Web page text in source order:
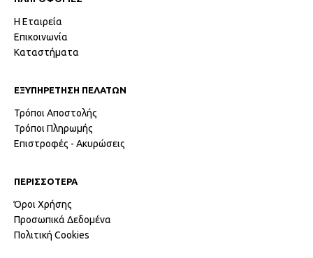
Η Εταιρεία
Επικοινωνία
Καταστήματα
ΕΞΥΠΗΡΕΤΗΣΗ ΠΕΛΑΤΩΝ
Τρόποι Αποστολής
Τρόποι Πληρωμής
Επιστροφές - Ακυρώσεις
ΠΕΡΙΣΣΟΤΕΡΑ
Όροι Χρήσης
Προσωπικά Δεδομένα
Πολιτική Cookies